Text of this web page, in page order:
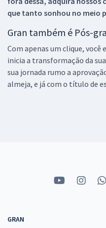
que tanto sonhou no meio
Gran também é Pós-
Com apenas um clique, você
inicia a transformação da
sua jornada rumo a
almeja, e já com o título de
GRAN